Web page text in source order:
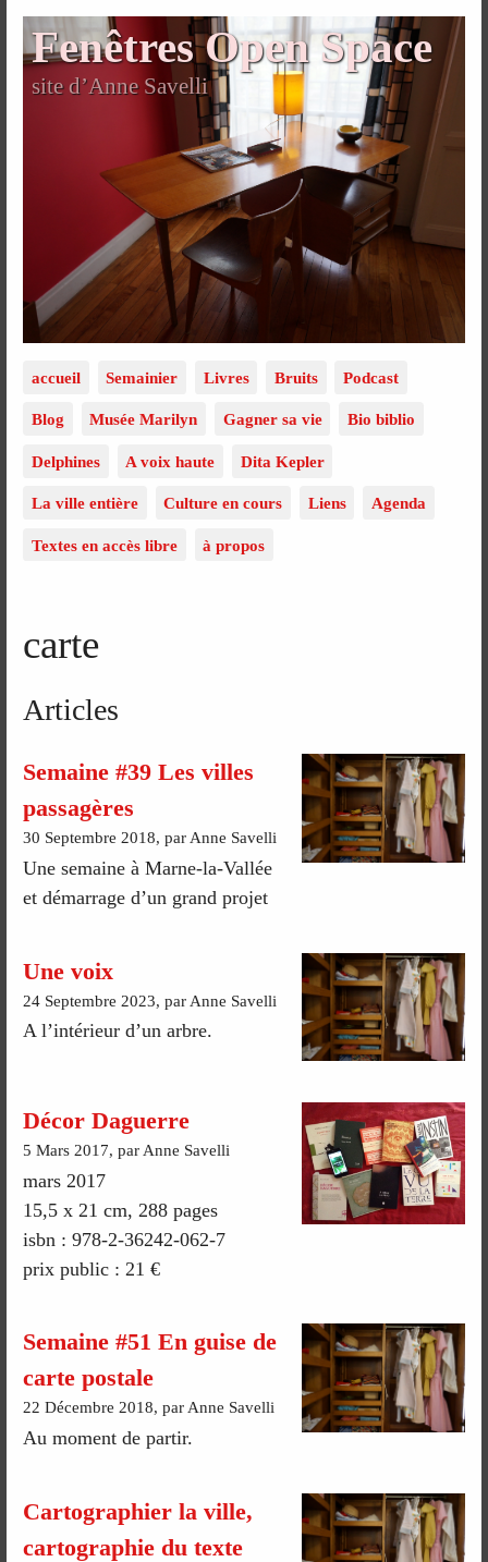
Fenêtres Open Space
site d’Anne Savelli
accueil Semainier Livres Bruits Podcast
Blog Musée Marilyn Gagner sa vie Bio biblio
Delphines A voix haute Dita Kepler
La ville entière Culture en cours Liens Agenda
Textes en accès libre à propos
carte
Articles
Semaine #39 Les villes
passagères
30 Septembre 2018, par Anne Savelli
Une semaine à Marne-la-Vallée
et démarrage d’un grand projet
Une voix
24 Septembre 2023, par Anne Savelli
A l’intérieur d’un arbre.
Décor Daguerre
5 Mars 2017, par Anne Savelli
mars 2017
15,5 x 21 cm, 288 pages
isbn : 978-2-36242-062-7
prix public : 21 €
Semaine #51 En guise de
carte postale
22 Décembre 2018, par Anne Savelli
Au moment de partir.
Cartographier la ville,
cartographie du texte